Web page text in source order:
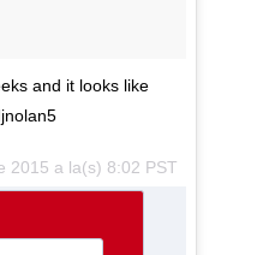
and it looks like
2015 a la(s) 8:02 PST